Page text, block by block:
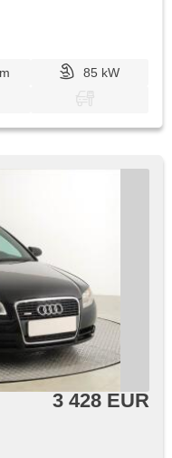
85 kW
3 428 EUR